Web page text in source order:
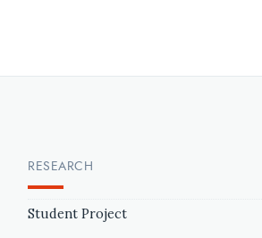
RESEARCH
Student Project